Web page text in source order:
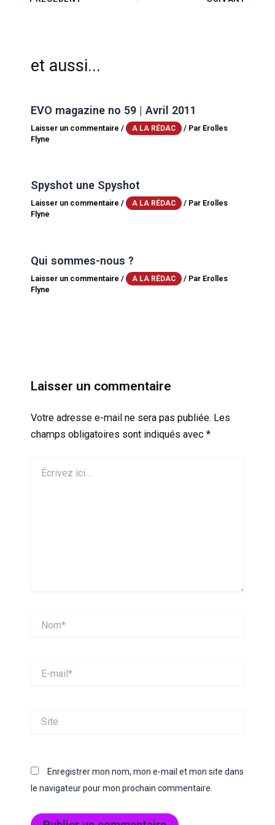
et aussi...
EVO magazine no 59 | Avril 2011
Laisser un commentaire / A LA RÉDAC / Par Erolles
Flyne
Spyshot une Spyshot
Laisser un commentaire / A LA RÉDAC / Par Erolles
Flyne
Qui sommes-nous ?
Laisser un commentaire / A LA RÉDAC / Par Erolles
Flyne
Laisser un commentaire
Votre adresse e-mail ne sera pas publiée. Les
champs obligatoires sont indiqués avec *
ici…
mail*
Enregistrer mon nom, mon e-mail et mon site dans
le navigateur pour mon prochain commentaire.